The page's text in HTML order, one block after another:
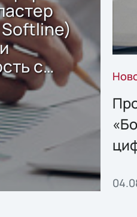
Softline)
с